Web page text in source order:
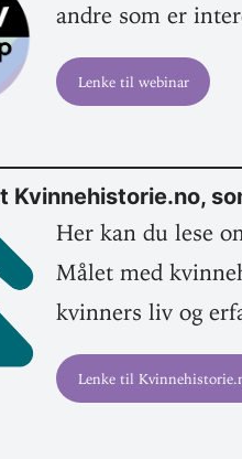
andre som er
Lenke til webinar
Kvinnehistorie.no,
Her kan du lese
Målet med
kvinners liv og
Lenke til